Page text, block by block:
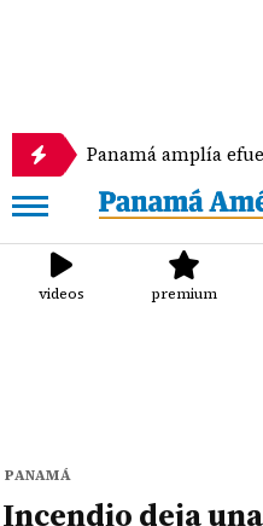
amplía efuerzos en
videos premium
PANAMÁ
Incendio deja